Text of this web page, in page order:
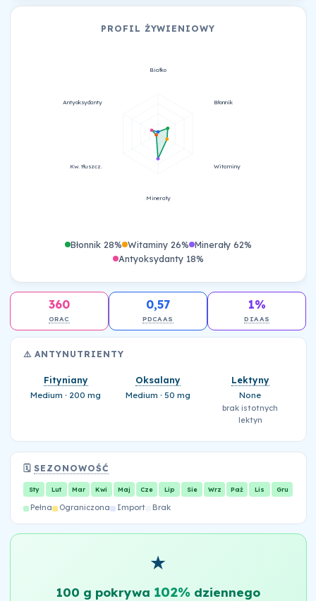
PROFIL ŻYWIENIOWY
Białko
Błonnik
Witaminy
Minerały
Kw. tłuszcz.
Antyoksydanty
Błonnik 28% Witaminy 26% Minerały 62%
Antyoksydanty 18%
360
ORAC
0,57
PDCAAS
1%
DIAAS
⚠️ ANTYNUTRIENTY
Fityniany
Medium · 200 mg
Oksalany
Medium · 50 mg
Lektyny
None
brak istotnych
lektyn
🗓️SEZONOWOŚĆ
Sty Lut Mar Kwi Maj Cze Lip Sie Wrz Paź Lis Gru
Pełna Ograniczona Import Brak
★
100 g pokrywa 102%dziennego